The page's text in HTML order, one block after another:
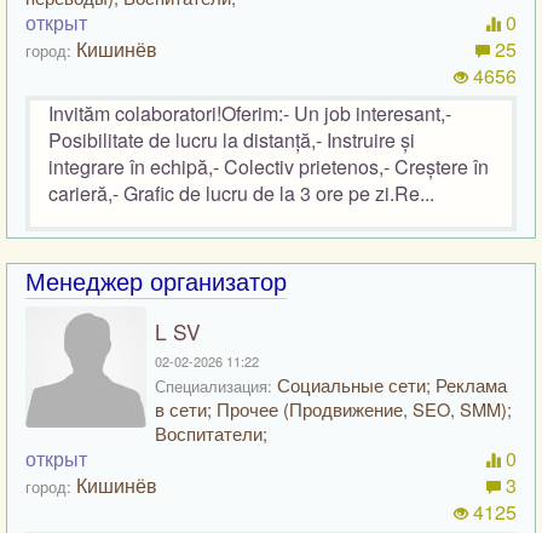
открыт
город: Кишинёв
0
25
4656
Invităm colaboratori!Oferim:- Un job interesant,-
Posibilitate de lucru la distanță,- Instruire și
integrare în echipă,- Colectiv prietenos,- Creștere în
carieră,- Grafic de lucru de la 3 ore pe zi.Re...
Менеджер организатор
L SV
02-02-2026 11:22
Специализация: Социальные сети; Реклама
в сети; Прочее (Продвижение, SEO, SMM);
Воспитатели;
открыт
город: Кишинёв
0
3
4125